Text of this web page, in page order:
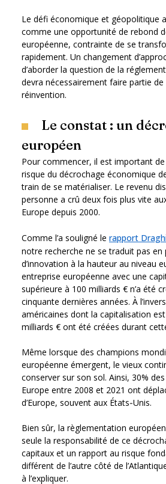
Le défi économique et géopolitique
comme une opportunité de rebond
européenne, contrainte de se
rapidement. Un changement
d’aborder la question de la
devra nécessairement faire partie
réinvention.
Le constat : un
européen
Pour commencer, il est important
risque du décrochage économique
train de se matérialiser. Le revenu
personne a crû deux fois plus vite
Europe depuis 2000.
Comme l’a souligné le rapport
notre recherche ne se traduit pas en
d’innovation à la hauteur au niveau
entreprise européenne avec une
supérieure à 100 milliards € n’a été
cinquante dernières années. À
américaines dont la capitalisation
milliards € ont été créées durant
Même lorsque des champions
européenne émergent, le vieux
conserver sur son sol. Ainsi, 30%
Europe entre 2008 et 2021 ont
d’Europe, souvent aux États‑Unis.
Bien sûr, la règlementation
seule la responsabilité de ce
capitaux et un rapport au risque
différent de l’autre côté de
à l’expliquer.